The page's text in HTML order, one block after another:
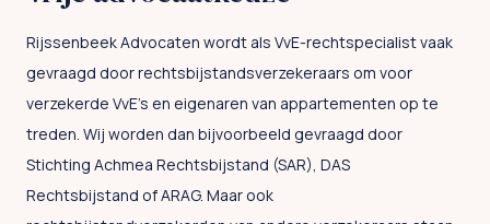
Rijssenbeek Advocaten wordt als VvE-rechtspecialist vaak
gevraagd door rechtsbijstandsverzekeraars om voor
verzekerde VvE’s en eigenaren van appartementen op te
treden. Wij worden dan bijvoorbeeld gevraagd door
Stichting Achmea Rechtsbijstand (SAR), DAS
Rechtsbijstand of ARAG. Maar ook